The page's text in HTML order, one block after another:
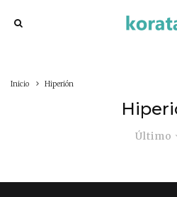
Inicio Hiperión
Último